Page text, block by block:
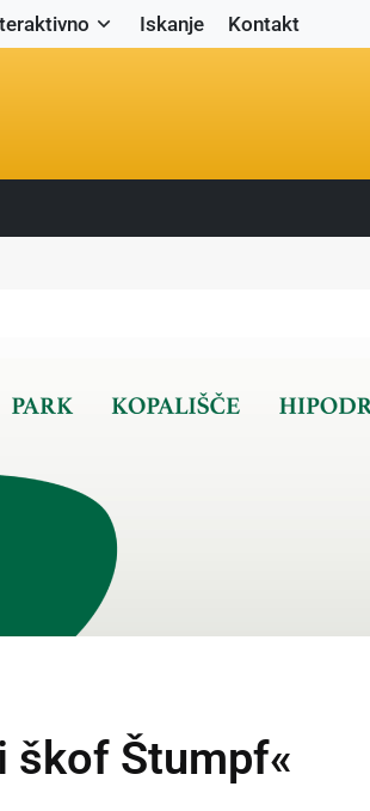
Iskanje Kontakt
škof Štumpf«